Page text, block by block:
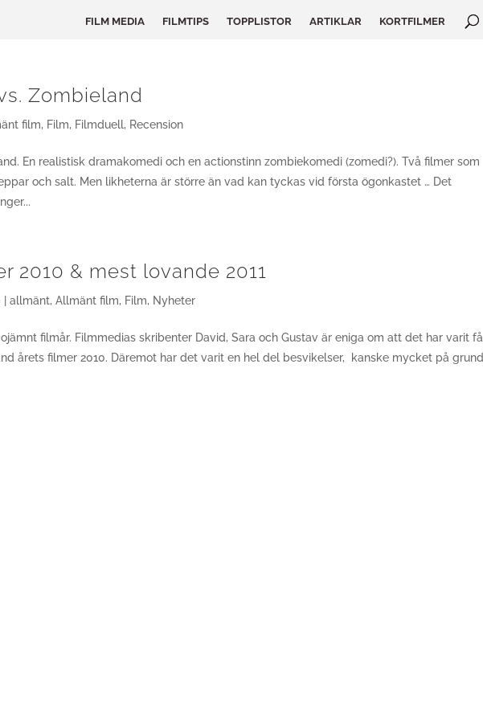
FILM MEDIA FILMTIPS TOPPLISTOR ARTIKLAR KORTFILMER
Zombieland
film, Film, Filmduell, Recension
En realistisk dramakomedi och en actionstinn zombiekomedi (zomedi?). Två filmer som
och salt. Men likheterna är större än vad kan tyckas vid första ögonkastet … Det
2010 & mest lovande 2011
|allmänt,Allmänt film, Film, Nyheter
filmår. Filmmedias skribenter David, Sara och Gustav är eniga om att det har varit få
årets filmer 2010. Däremot har det varit en hel del besvikelser, kanske mycket på grund